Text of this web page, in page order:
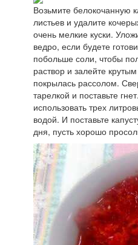
Возьмите белокочанную
листьев и удалите
очень мелкие куски.
ведро, если будете
побольше соли, чтобы
раствор и залейте
покрылась рассолом.
тарелкой и поставьте
использовать трех
водой. И поставьте
дня, пусть хорошо